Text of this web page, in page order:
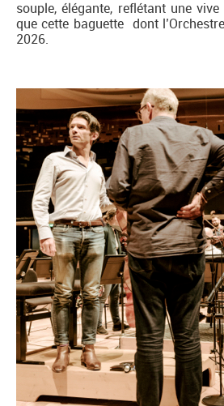
souple, élégante, reflétant une
que cette baguette dont
2026.